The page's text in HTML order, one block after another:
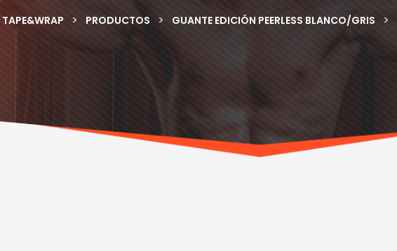
TAPE&WRAP > PRODUCTOS > GUANTE EDICIÓN PEERLESS BLANCO/GRIS >